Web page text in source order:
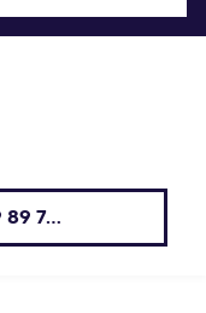
89 7...